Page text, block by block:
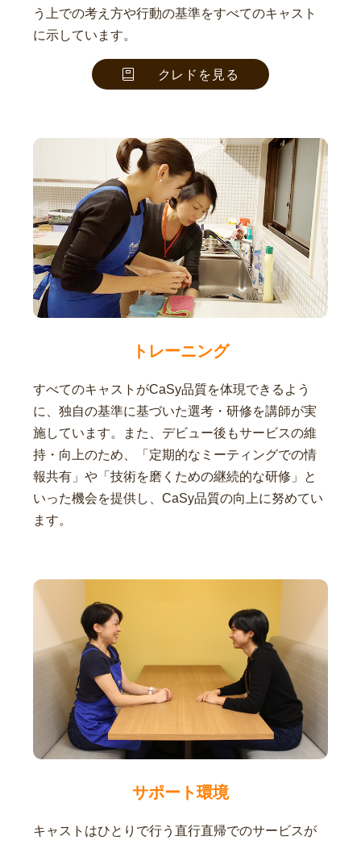
う上での考え方や行動の基準をすべてのキャスト
に示しています。
クレドを見る
トレーニング
すべてのキャストがCaSy品質を体現できるよう
に、独自の基準に基づいた選考・研修を講師が実
施しています。また、デビュー後もサービスの維
持・向上のため、「定期的なミーティングでの情
報共有」や「技術を磨くための継続的な研修」と
いった機会を提供し、CaSy品質の向上に努めてい
ます。
サポート環境
キャストはひとりで行う直行直帰でのサービスが